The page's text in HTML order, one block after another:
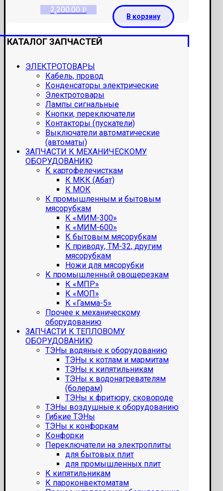
2,200.00 Р
В корзину
КАТАЛОГ ЗАПЧАСТЕЙ
ЭЛЕКТРОТОВАРЫ
Кабель, провод
Конденсаторы электрические
Электротовары
Лампы сигнальные
Кнопки, переключатели
Контакторы (пускатели)
Выключатели автоматические
(автоматы)
ЗАПЧАСТИ К МЕХАНИЧЕСКОМУ
ОБОРУДОВАНИЮ
К картофелечисткам
К МКК (Абат)
К МОК
К промышленным и бытовым
мясорубкам
К «МИМ-300»
К «МИМ-600»
К бытовым мясорубкам
К приводу, ТМ-32, другим
мясорубкам
Ножи для мясорубки
К промышленный овощерезкам
К «МПР»
К «МОП»
К «Гамма-5»
Прочее к механическому
оборудованию
ЗАПЧАСТИ К ТЕПЛОВОМУ
ОБОРУДОВАНИЮ
ТЭНы водяные к оборудованию
ТЭНы к котлам и мармитам
ТЭНы к кипятильникам
ТЭНы к водонагревателям
(болерам)
ТЭНы к фритюру, сковороде
ТЭНы воздушные к оборудованию
Гибкие ТЭНы
ТЭНы к конфоркам
Конфорки
Переключатели на электроплиты
для бытовых плит
для промышленных плит
К кипятильникам
К пароконвектоматам